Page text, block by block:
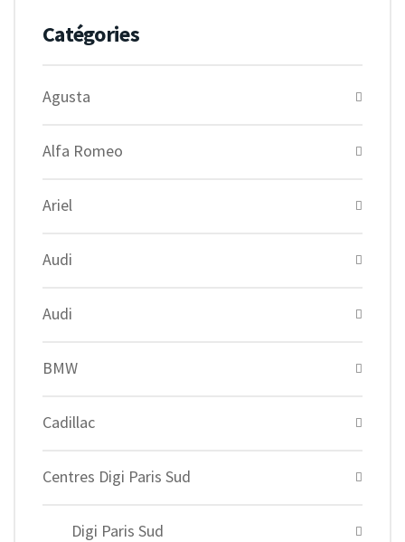
Catégories
Agusta
Alfa Romeo
Ariel
Audi
Audi
BMW
Cadillac
Centres Digi Paris Sud
Digi Paris Sud